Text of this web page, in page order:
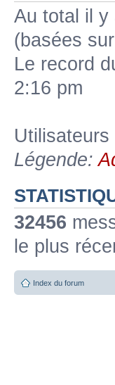
Au total il y
(basées
Le record
2:16 pm
Légende:
32456
le plus
Index du forum